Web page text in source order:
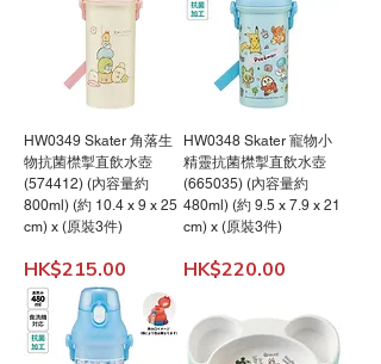
HW0349 Skater 角落生
物抗菌㯲掣直飲水壺
(574412) (內容量約
800ml) (約 10.4 x 9 x 25
cm) x (原裝3件)
價格
HK$215.00
HW0348 Skater 寵物小
精靈抗菌㯲掣直飲水壺
(665035) (內容量約
480ml) (約 9.5 x 7.9 x 21
cm) x (原裝3件)
價格
HK$220.00